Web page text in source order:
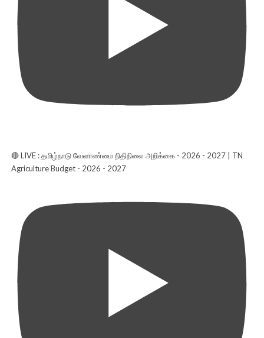
🔴 LIVE : தமிழ்நாடு வேளாண்மை நிதிநிலை அறிக்கை - 2026 - 2027 | TN
Agriculture Budget - 2026 - 2027